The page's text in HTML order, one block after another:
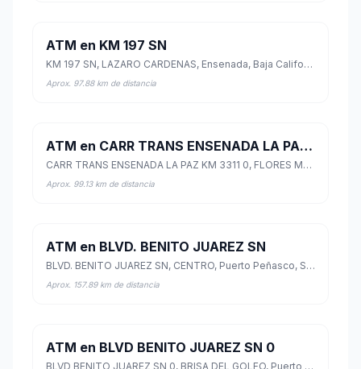
ATM en KM 197 SN
KM 197 SN, LAZARO CARDENAS, Ensenada, Baja California
Aprox. 97.88 km de distancia
ATM en CARR TRANS ENSENADA LA PAZ KM 3311 0
CARR TRANS ENSENADA LA PAZ KM 3311 0, FLORES MAGON, Ensenada, Baja California
Aprox. 99.13 km de distancia
ATM en BLVD. BENITO JUAREZ SN
BLVD. BENITO JUAREZ SN, CENTRO, Puerto Peñasco, Sonora
Aprox. 157.89 km de distancia
ATM en BLVD BENITO JUAREZ SN 0
BLVD BENITO JUAREZ SN 0, BRISA DEL GOLFO, Puerto Peñasco, Sonora